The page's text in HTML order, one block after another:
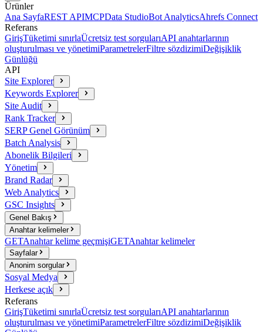
Ürünler
Ana SayfaREST APIMCPData StudioBot AnalyticsAhrefs Connect
Referans
GirişTüketimi sınırlaÜcretsiz test sorgularıAPI anahtarlarının
oluşturulması ve yönetimiParametrelerFiltre sözdizimiDeğişiklik
Günlüğü
API
Site Explorer
Keywords Explorer
Site Audit
Rank Tracker
SERP Genel Görünüm
Batch Analysis
Abonelik Bilgileri
Yönetim
Brand Radar
Web Analytics
GSC Insights
Genel Bakış
Anahtar kelimeler
GETAnahtar kelime geçmişiGETAnahtar kelimeler
Sayfalar
Anonim sorgular
Sosyal Medya
Herkese açık
Referans
GirişTüketimi sınırlaÜcretsiz test sorgularıAPI anahtarlarının
oluşturulması ve yönetimiParametrelerFiltre sözdizimiDeğişiklik